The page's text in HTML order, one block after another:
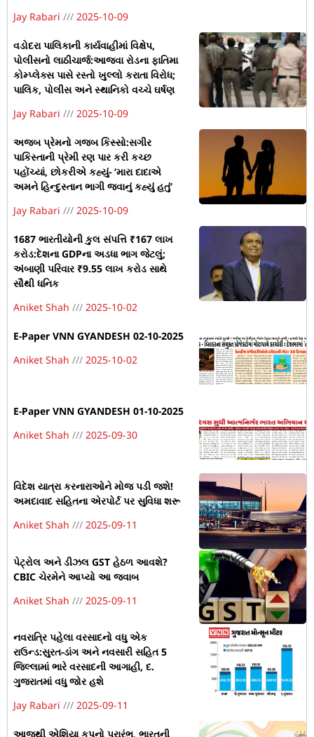
Jay Rabari
2025-10-09
વડોદરા પાલિકાની કાર્યવાહીમાં વિક્ષેપ,
પોલીસનો લાઠીચાર્જ:આજવા રોડના ફાતિમા
કોમ્પ્લેક્સ પાસે રસ્તો ખુલ્લો કરાતા વિરોધ;
પાલિક, પોલીસ અને સ્થાનિકો વચ્ચે ઘર્ષણ
Jay Rabari
2025-10-09
અજબ પ્રેમનો ગજબ કિસ્સો:સગીર
પાકિસ્તાની પ્રેમી રણ પાર કરી કચ્છ
પહોંચ્યાં, છોકરીએ કહ્યું- ‘મારા દાદાએ
અમને હિન્દુસ્તાન ભાગી જવાનું કહ્યું હતું’
Jay Rabari
2025-10-09
1687 ભારતીયોની કુલ સંપત્તિ ₹167 લાખ
કરોડ:દેશના GDPના અડધા ભાગ જેટલું;
અંબાણી પરિવાર ₹9.55 લાખ કરોડ સાથે
સૌથી ધનિક
Aniket Shah
2025-10-02
E-Paper VNN GYANDESH 02-10-2025
Aniket Shah
2025-10-02
E-Paper VNN GYANDESH 01-10-2025
Aniket Shah
2025-09-30
વિદેશ યાત્રા કરનારાઓને મોજ પડી જશે!
અમદાવાદ સહિતના એરપોર્ટ પર સુવિધા શરૂ
Aniket Shah
2025-09-11
પેટ્રોલ અને ડીઝલ GST હેઠળ આવશે?
CBIC ચેરમેને આપ્યો આ જવાબ
Aniket Shah
2025-09-11
નવરાત્રિ પહેલા વરસાદનો વધુ એક
રાઉન્ડ:સુરત-ડાંગ અને નવસારી સહિત 5
જિલ્લામાં ભારે વરસાદની આગાહી, દ.
ગુજરાતમાં વધુ જોર હશે
Jay Rabari
2025-09-11
આજથી એશિયા કપનો પ્રારંભ, ભારતની